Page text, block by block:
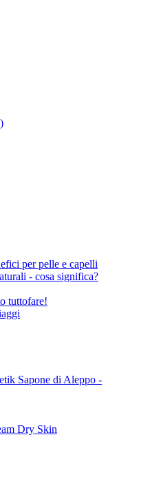
per pelle e capelli
- cosa significa?
tuttofare!
Sapone di Aleppo -
Dry Skin